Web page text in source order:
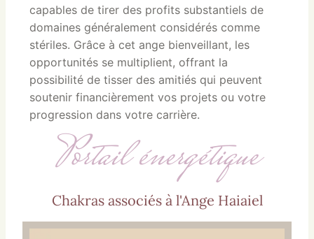
capables de tirer des profits substantiels de
domaines généralement considérés comme
stériles. Grâce à cet ange bienveillant, les
opportunités se multiplient, offrant la
possibilité de tisser des amitiés qui peuvent
soutenir financièrement vos projets ou votre
progression dans votre carrière.
Portail énergétique
Chakras associés à l'Ange Haiaiel